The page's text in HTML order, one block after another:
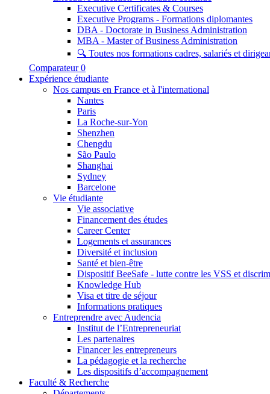
Executive Certificates & Courses
Executive Programs - Formations diplomantes
DBA - Doctorate in Business Administration
MBA - Master of Business Administration
🔍 Toutes nos formations cadres, salariés et
Comparateur 0
Expérience étudiante
Nos campus en France et à l'international
Nantes
Paris
La Roche-sur-Yon
Shenzhen
Chengdu
São Paulo
Shanghai
Sydney
Barcelone
Vie étudiante
Vie associative
Financement des études
Career Center
Logements et assurances
Diversité et inclusion
Santé et bien-être
Dispositif BeeSafe - lutte contre les VSS et
Knowledge Hub
Visa et titre de séjour
Informations pratiques
Entreprendre avec Audencia
Institut de l’Entrepreneuriat
Les partenaires
Financer les entrepreneurs
La pédagogie et la recherche
Les dispositifs d’accompagnement
Faculté & Recherche